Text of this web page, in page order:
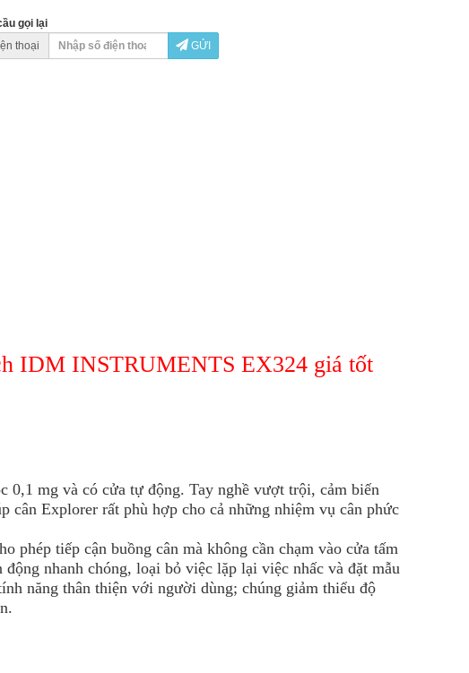
gọi lại
thoại
GỬI
IDM INSTRUMENTS EX324 giá tốt
0,1 mg và có cửa tự động. Tay nghề vượt trội, cảm biến
cân Explorer rất phù hợp cho cả những nhiệm vụ cân phức
phép tiếp cận buồng cân mà không cần chạm vào cửa tấm
nhanh chóng, loại bỏ việc lặp lại việc nhấc và đặt mẫu
năng thân thiện với người dùng; chúng giảm thiểu độ